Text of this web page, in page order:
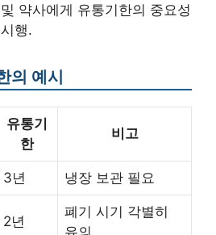
약사에게 유통기한의 중요성
행.
의 예시
유통기
한
비고
3년 냉장 보관 필요
2년
폐기 시기 각별히
유의